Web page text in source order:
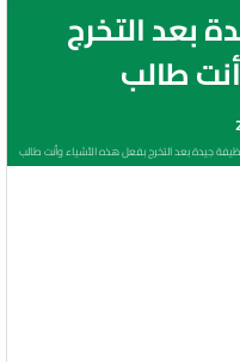
بعد التخرج
طالب
جيدة بعد التخرج بفعل هذه الأشياء وأنت طالب